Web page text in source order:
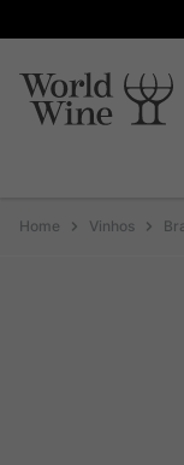
Vinhos
1º